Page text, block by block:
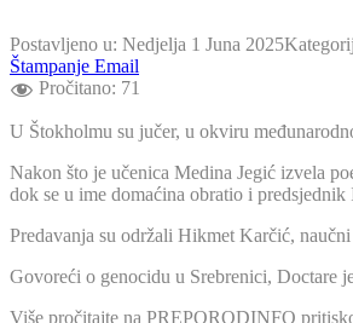
Postavljeno u: Nedjelja 1 Juna 2025
Štampanje Email
Pročitano: 71
U Štokholmu su jučer, u okviru
Nakon što je učenica Medina Jegić izvela
dok se u ime domaćina obratio i
Predavanja su održali Hikmet Karčić,
Govoreći o genocidu u Srebrenici, Doctare
Više pročitajte na PREPORODINFO